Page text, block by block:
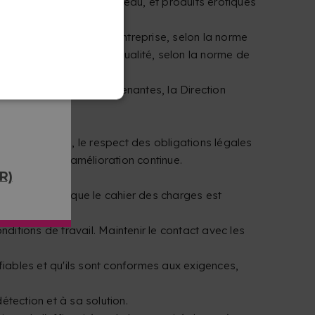
stratégique de l'entreprise, selon la norme
des audits de qualité, selon la norme de
et autres parties prenantes, la Direction
interne, le respect des obligations légales
et d'amélioration continue.
contrat que le cahier des charges est
de travail. Maintenir le contact avec les
et qu'ils sont conformes aux exigences,
et à sa solution.